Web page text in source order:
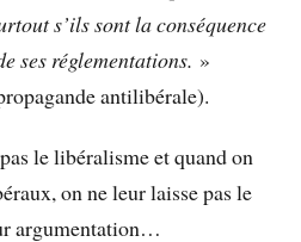
s’ils sont la conséquence
ses réglementations. »
antilibérale).
le libéralisme et quand on
on ne leur laisse pas le
argumentation…